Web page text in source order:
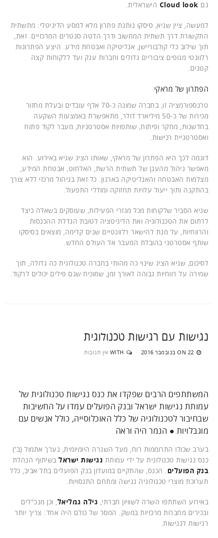
גם Cloud look הישראלית.
למעשה, ציין שגיא, סיסקו נותנת פתרון מלא למסע הדיגיטלי: מתשתית
התקשורת דרך תשתית המחשוב ודרך הדטה סנטרים המרכזיים. זאת,
תוך שילוב כלי קולבוריישן, אנליטיקה ואבטחת מידע. היצע הפתרונות
רלוונטי מגופים ציבוריים גדולים וחברות ענק ועד ללקוחות קצה
קטנים.
הפתרון של מראקי
טרנספורמציה זו, בחברה שמונה כ-70 אלף עובדים ובעלת מחזור
מכירות של כ-50 מיליארד דולר, מתאפשרת באמצעות השקעה
בחדשנות, מחקר ופיתוח, שותפויות אסטרטגיות, מעבר לקוד פתוח
ואסטרטגיית רכישות.
דוגמה לכך היא הפתרון של מראקי, שאותו הציג שגיא באירוע. הוא
מאפשר ניהול מהענן של תשתית הרשת, האלחוט, אבטחת המידע,
מצלמות האבטחה והאנליטיקה בארגון. כל זאת בניהול מרכזי ללא צורך
בהתקנה ותוך ייעול עלויות תחזוקה ומודלי התפעול.
שגיא הסביר שלקוחות מכל מגזרי הפעילות, שעוסקים בשאלה כיצד
לרתום את הטכנולוגיה ואת הדיגיטציה לטובת הגדלת ההכנסות
והרווחיות, על מנת להישאר רלוונטיים שנים קדימה, מוצאים בסיסקו
שותף אסטרטגי בהובלת המעבר אל העולם החדש.
לסיכום, שגיא הציג שינוי כה מהותי בחברה טכנולוגית כה גדולה, תוך
שמירה על רווחיות גבוהה לאורך זמן, שמוכיח שגם פילים יכולים לרקוד.
נגישות עם רגישות טכנולוגית
ON 22 בנובמבר 2016 WITH אין תגובות
המשתתפים הרבים שפקדו את כנס נגישות טכנולוגית של
עמותת נגישות ישראל ובנק הפועלים עמדו על החשיבות
שבחיבור לטכנולוגיה של כלל האוכלוסייה, כולל אנשים עם
מוגבלויות ● הנמר היה וראה
בערב שכולו התרוממות רוח, מעל השגרה היומיומית, נערך אתמול (ב')
כנס נגישות טכנולוגית על ידי עמותת נגישות ישראל בשיתוף הנהלת
בנק הפועלים. הכנס, שהתקיים במועדון בנק הפועלים בתל אביב, כלל
תערוכת מוצרי טכנולוגיה נגישה ומתחם התנסויות.
באירוע השתתפו השרה לשוויון חברתי, גילה גמליאל, וכן מנכ"לים
ובכירים מחברות מרכזיות במשק. המסר של כולם היה אחד: צריך יותר
רגישות לנגישות.